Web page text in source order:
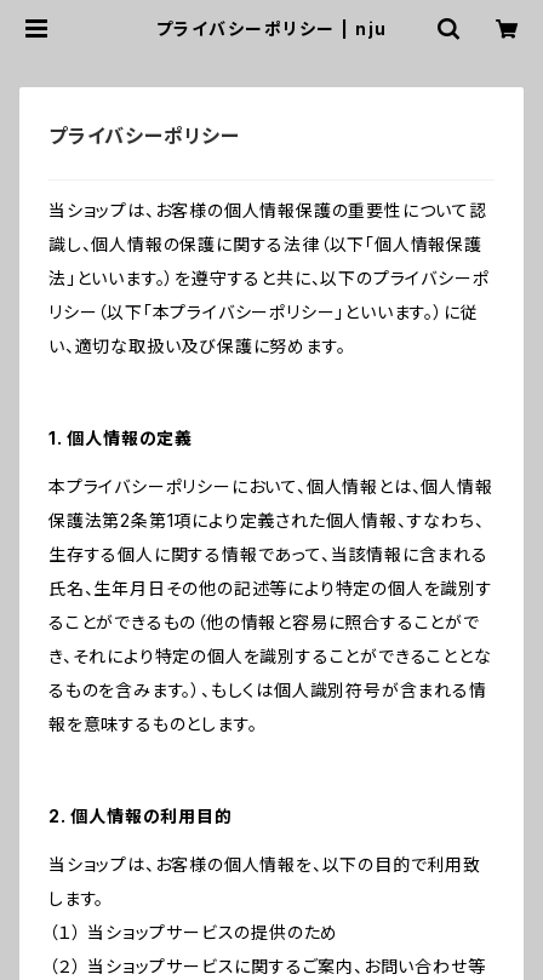
プライバシーポリシー | nju
プライバシーポリシー
当ショップは、お客様の個人情報保護の重要性について認
識し、個人情報の保護に関する法律（以下「個人情報保護
法」といいます。）を遵守すると共に、以下のプライバシーポ
リシー（以下「本プライバシーポリシー」といいます。）に従
い、適切な取扱い及び保護に努めます。
1. 個人情報の定義
本プライバシーポリシーにおいて、個人情報とは、個人情報
保護法第2条第1項により定義された個人情報、すなわち、
生存する個人に関する情報であって、当該情報に含まれる
氏名、生年月日その他の記述等により特定の個人を識別す
ることができるもの（他の情報と容易に照合することがで
き、それにより特定の個人を識別することができることとな
るものを含みます。）、もしくは個人識別符号が含まれる情
報を意味するものとします。
2. 個人情報の利用目的
当ショップは、お客様の個人情報を、以下の目的で利用致
します。
（１） 当ショップサービスの提供のため
（２） 当ショップサービスに関するご案内、お問い合わせ等